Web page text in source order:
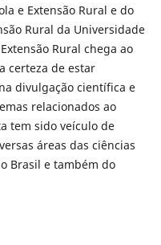
e Extensão Rural e do
Rural da Universidade
Rural chega ao
certeza de estar
divulgação científica e
relacionados ao
tem sido veículo de
áreas das ciências
Brasil e também do